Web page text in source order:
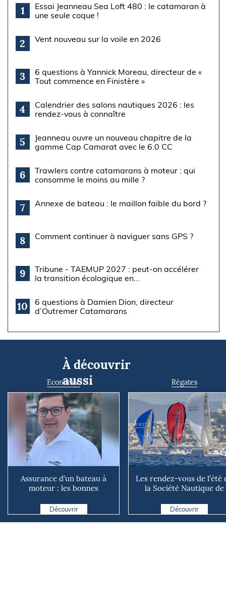
1
Essai Jeanneau Sea Loft 480 : le catamaran à
une seule coque !
2 Vent nouveau sur la voile en 2026
3
6 questions à Yannick Moreau, directeur de «
Tout commence en Finistère »
4
Calendrier des salons nautiques 2026 : les
rendez-vous à connaître
5
Jeanneau ouvre un nouveau chapitre de la
gamme Cap Camarat avec le 6.0 CC
6
Trawlers contre catamarans à moteur : qui
consomme le moins au mille ?
7 Annexe de bateau : le maillon faible du bord ?
8 Comment continuer à naviguer sans GPS ?
9
Tribune - TAEMUP 2027 : peut-on accélérer
la transition écologique en...
10
6 questions à Damien Dion, directeur
d’Outremer Catamarans
À découvrir
aussi
Economie
Assurance d’un bateau à
moteur : les bonnes
d...
Découvrir
Régates
Les rendez-vous de l’été
la Société Nautique de
Découvrir